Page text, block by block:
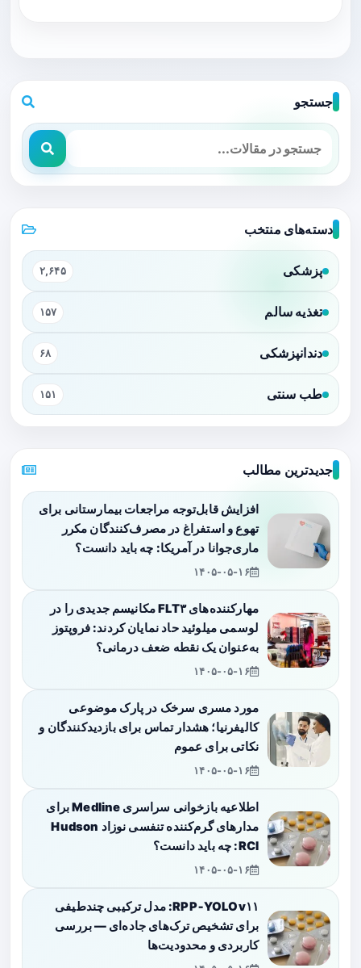
جستجو
دسته‌های منتخب
پزشکی ۲,۶۴۵
تغذیه سالم ۱۵۷
دندانپزشکی ۶۸
طب سنتی ۱۵۱
جدیدترین مطالب
افزایش قابل‌توجه مراجعات بیمارستانی برای
تهوع و استفراغ در مصرف‌کنندگان مکرر
ماری‌جوانا در آمریکا: چه باید دانست؟
۱۴۰۵-۰۵-۱۶
مهارکننده‌های FLT۳ مکانیسم جدیدی را در
لوسمی میلوئید حاد نمایان کردند: فروپتوز
به‌عنوان یک نقطه ضعف درمانی؟
۱۴۰۵-۰۵-۱۶
مورد مسری سرخک در پارک موضوعی
کالیفرنیا؛ هشدار تماس برای بازدیدکنندگان و
نکاتی برای عموم
۱۴۰۵-۰۵-۱۶
اطلاعیه بازخوانی سراسری Medline برای
مدارهای گرم‌کننده تنفسی نوزاد Hudson
RCI: چه باید دانست؟
۱۴۰۵-۰۵-۱۶
RPP‑YOLOv۱۱: مدل ترکیبی چندطیفی
برای تشخیص ترک‌های جاده‌ای — بررسی
کاربردی و محدودیت‌ها